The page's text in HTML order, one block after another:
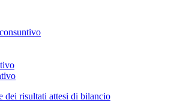
dei risultati attesi di bilancio